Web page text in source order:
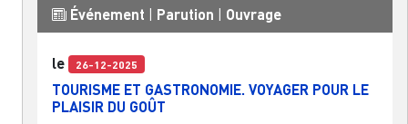
Événement Parution Ouvrage
le 26-12-2025
TOURISME ET GASTRONOMIE. VOYAGER POUR LE
PLAISIR DU GOÛT